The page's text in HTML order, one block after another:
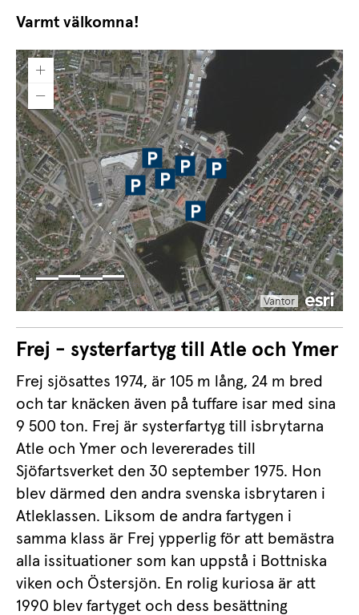
Varmt välkomna!
Frej - systerfartyg till Atle och Ymer
Frej sjösattes 1974, är 105 m lång, 24 m bred
och tar knäcken även på tuffare isar med sina
9 500 ton. Frej är systerfartyg till isbrytarna
Atle och Ymer och levererades till
Sjöfartsverket den 30 september 1975. Hon
blev därmed den andra svenska isbrytaren i
Atleklassen. Liksom de andra fartygen i
samma klass är Frej ypperlig för att bemästra
alla issituationer som kan uppstå i Bottniska
viken och Östersjön. En rolig kuriosa är att
1990 blev fartyget och dess besättning